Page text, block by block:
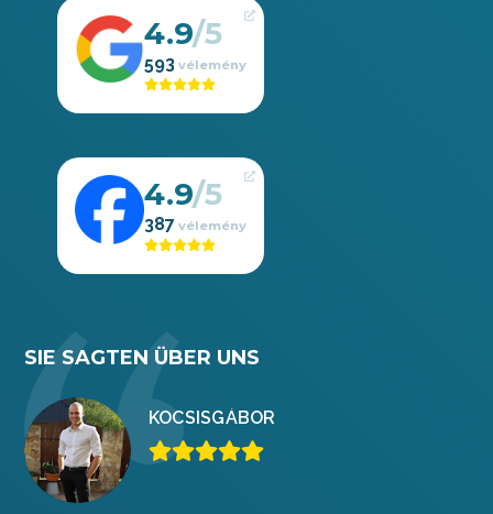
4.9
593
4.9
387
SIE SAGTEN ÜBER UNS
KOCSISGÁBOR